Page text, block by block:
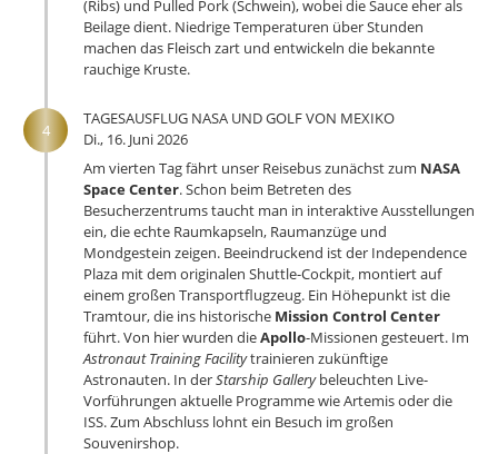
(Ribs) und Pulled Pork (Schwein), wobei die Sauce eher als
Beilage dient. Niedrige Temperaturen über Stunden
machen das Fleisch zart und entwickeln die bekannte
rauchige Kruste.
4
TAGESAUSFLUG NASA UND GOLF VON MEXIKO
Di., 16. Juni 2026
Am vierten Tag fährt unser Reisebus zunächst zum NASA
Space Center. Schon beim Betreten des
Besucherzentrums taucht man in interaktive Ausstellungen
ein, die echte Raumkapseln, Raumanzüge und
Mondgestein zeigen. Beeindruckend ist der Independence
Plaza mit dem originalen Shuttle-Cockpit, montiert auf
einem großen Transportflugzeug. Ein Höhepunkt ist die
Tramtour, die ins historische Mission Control Center
führt. Von hier wurden dieApollo-Missionen gesteuert. Im
Astronaut Training Facilitytrainieren zukünftige
Astronauten. In derStarship Gallerybeleuchten Live-
Vorführungen aktuelle Programme wie Artemis oder die
ISS. Zum Abschluss lohnt ein Besuch im großen
Souvenirshop.